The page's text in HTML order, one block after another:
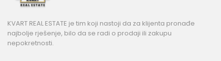
KVART REAL ESTATE je tim koji nastoji da za klijenta pronađe
najbolje rješenje, bilo da se radi o prodaji ili zakupu
nepokretnosti.